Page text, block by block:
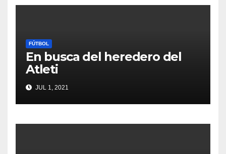
FÚTBOL
En busca del heredero del
Atleti
JUL 1, 2021